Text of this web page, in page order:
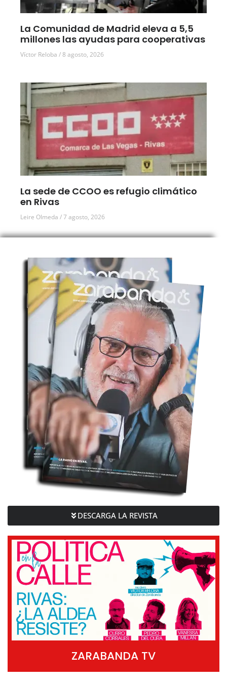
La Comunidad de Madrid eleva a 5,5
millones las ayudas para cooperativas
Víctor Reloba 8 agosto, 2026
La sede de CCOO es refugio climático
en Rivas
Leire Olmeda 7 agosto, 2026
DESCARGA LA REVISTA
ZARABANDA TV